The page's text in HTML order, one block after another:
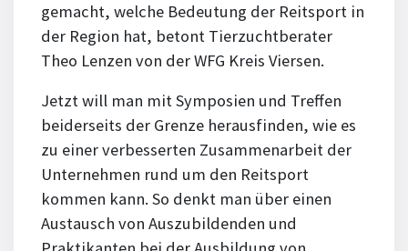
gemacht, welche Bedeutung der Reitsport in
der Region hat, betont Tierzuchtberater
Theo Lenzen von der WFG Kreis Viersen.
Jetzt will man mit Symposien und Treffen
beiderseits der Grenze herausfinden, wie es
zu einer verbesserten Zusammenarbeit der
Unternehmen rund um den Reitsport
kommen kann. So denkt man über einen
Austausch von Auszubildenden und